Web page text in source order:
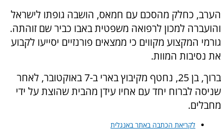
הערב, כחלק מהסכם עם חמאס, הושבה גופתו לישראל
והועברה למכון לרפואה משפטית באבו כביר שם זוהתה.
גורמי המקצוע מקווים כי ממצאים פורנזיים יסייעו לקבוע
את נסיבות המוות.
ברוך, בן 25, נחטף מקיבוץ בארי ב-7 באוקטובר, לאחר
שניסה לברוח יחד עם אחיו עידן מהבית שהוצת על ידי
מחבלים.
לקריאת הכתבה באתר באנגלית